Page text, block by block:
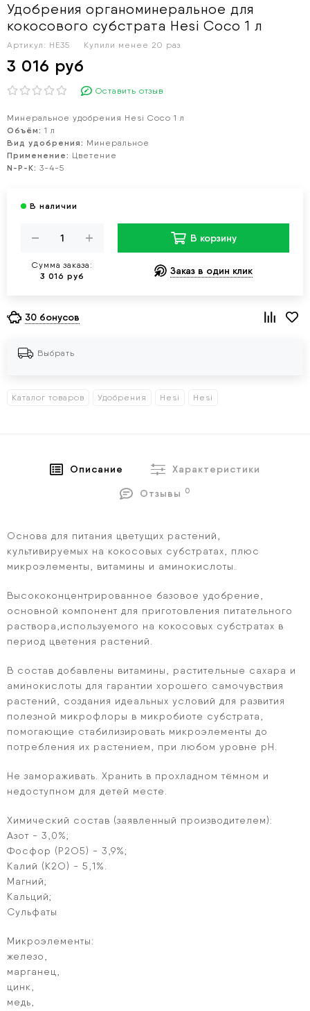
Удобрения органоминеральное для
кокосового субстрата Hesi Coco 1 л
Артикул: HE35 Купили менее 20 раз
3 016 руб
Оставить отзыв
Минеральное удобрения Hesi Coco 1 л
Объём: 1 л
Вид удобрения: Минеральное
Применение: Цветение
N-P-K: 3-4-5
Сумма заказа:
3 016 руб
В корзину
Заказ в один клик
30 бонусов
Выбрать
Каталог товаров Удобрения Hesi Hesi
Описание
Характеристики
Отзывы
0
Основа для питания цветущих растений,
культивируемых на кокосовых субстратах, плюс
микроэлементы, витамины и аминокислоты.
Высококонцентрированное базовое удобрение,
основной компонент для приготовления питательного
раствора,используемого на кокосовых субстратах в
период цветения растений.
В состав добавлены витамины, растительные сахара и
аминокислоты для гарантии хорошего самочувствия
растений, создания идеальных условий для развития
полезной микрофлоры в микробиоте субстрата,
помогающие стабилизировать микроэлементы до
потребления их растением, при любом уровне pH.
Не замораживать. Хранить в прохладном тёмном и
недоступном для детей месте.
Химический состав (заявленный производителем):
Азот - 3,0%;
Фосфор (P2O5) - 3,9%;
Калий (K2O) - 5,1%.
Магний;
Кальций;
Сульфаты
Микроэлементы:
железо,
марганец,
цинк,
медь,